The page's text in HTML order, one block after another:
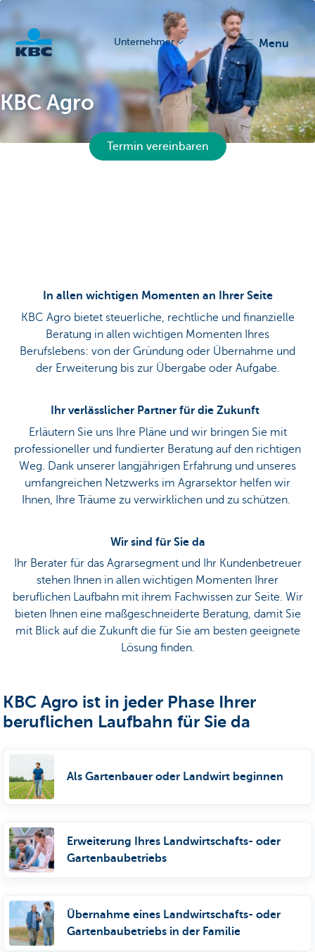
Unternehmer menu
KBC Agro
Termin vereinbaren
In allen wichtigen Momenten an Ihrer Seite
KBC Agro bietet steuerliche, rechtliche und finanzielle
Beratung in allen wichtigen Momenten Ihres
Berufslebens: von der Gründung oder Übernahme und
der Erweiterung bis zur Übergabe oder Aufgabe.
Ihr verlässlicher Partner für die Zukunft
Erläutern Sie uns Ihre Pläne und wir bringen Sie mit
professioneller und fundierter Beratung auf den richtigen
Weg. Dank unserer langjährigen Erfahrung und unseres
umfangreichen Netzwerks im Agrarsektor helfen wir
Ihnen, Ihre Träume zu verwirklichen und zu schützen.
Wir sind für Sie da
Ihr Berater für das Agrarsegment und Ihr Kundenbetreuer
stehen Ihnen in allen wichtigen Momenten Ihrer
beruflichen Laufbahn mit ihrem Fachwissen zur Seite. Wir
bieten Ihnen eine maßgeschneiderte Beratung, damit Sie
mit Blick auf die Zukunft die für Sie am besten geeignete
Lösung finden.
KBC Agro ist in jeder Phase Ihrer
beruflichen Laufbahn für Sie da
Als Gartenbauer oder Landwirt beginnen
Erweiterung Ihres Landwirtschafts- oder
Gartenbaubetriebs
Übernahme eines Landwirtschafts- oder
Gartenbaubetriebs in der Familie